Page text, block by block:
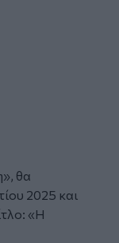
θα
2025 και
«Η